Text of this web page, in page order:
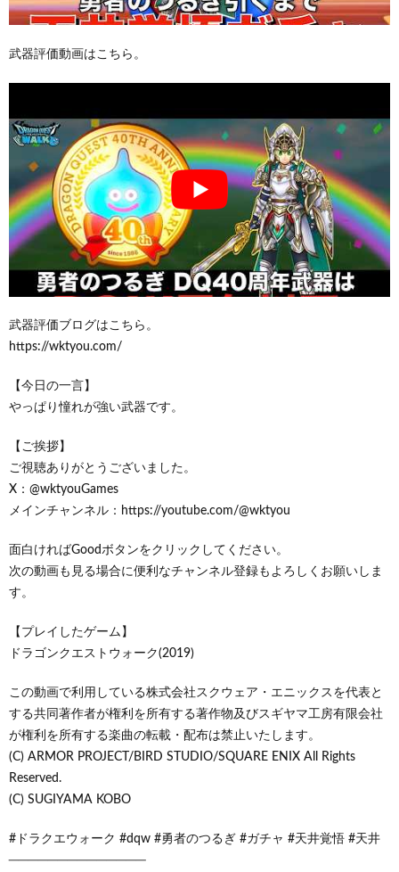
武器評価動画はこちら。
武器評価ブログはこちら。
https://wktyou.com/
【今日の一言】
やっぱり憧れが強い武器です。
【ご挨拶】
ご視聴ありがとうございました。
X：@wktyouGames
メインチャンネル：https://youtube.com/@wktyou
面白ければGoodボタンをクリックしてください。
次の動画も見る場合に便利なチャンネル登録もよろしくお願いしま
す。
【プレイしたゲーム】
ドラゴンクエストウォーク(2019)
この動画で利用している株式会社スクウェア・エニックスを代表と
する共同著作者が権利を所有する著作物及びスギヤマ工房有限会社
が権利を所有する楽曲の転載・配布は禁止いたします。
(C) ARMOR PROJECT/BIRD STUDIO/SQUARE ENIX All Rights
Reserved.
(C) SUGIYAMA KOBO
#ドラクエウォーク #dqw #勇者のつるぎ #ガチャ #天井覚悟 #天井
──────────────